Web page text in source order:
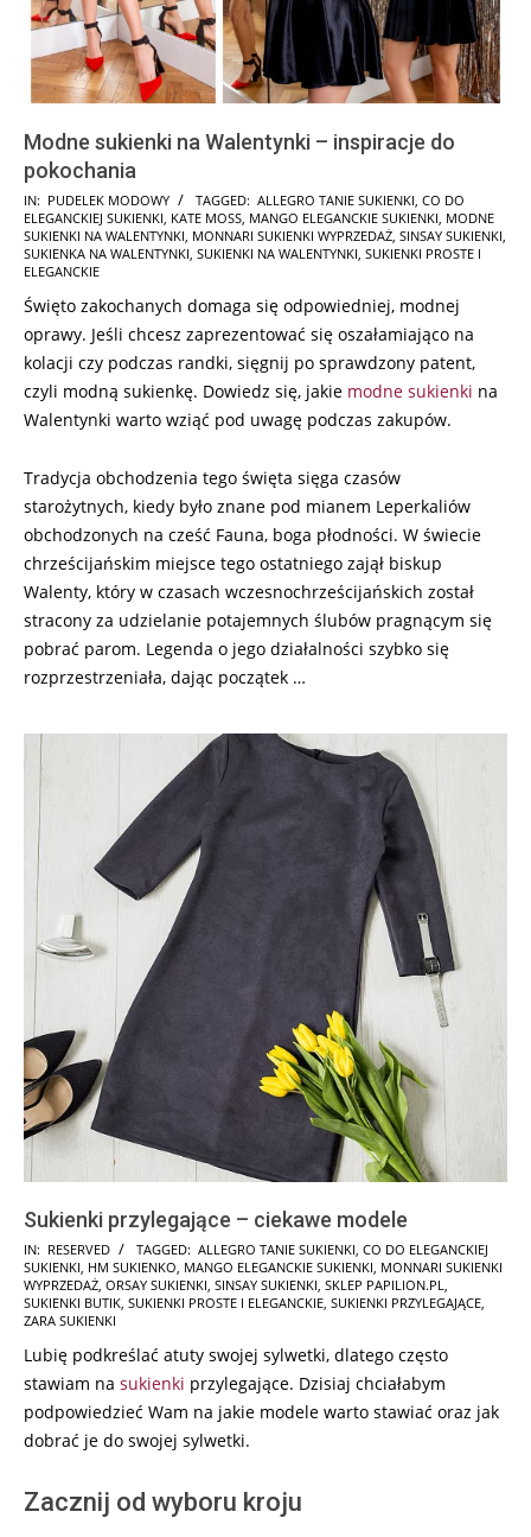
Modne sukienki na Walentynki – inspiracje do
pokochania
2025-
02-
13
IN: PUDELEK MODOWY TAGGED: ALLEGRO TANIE SUKIENKI CO DO
ELEGANCKIEJ SUKIENKI KATE MOSS MANGO ELEGANCKIE SUKIENKI MODNE
SUKIENKI NA WALENTYNKI MONNARI SUKIENKI WYPRZEDAŻ SINSAY SUKIENKI
SUKIENKA NA WALENTYNKI SUKIENKI NA WALENTYNKI SUKIENKI PROSTE I
ELEGANCKIE
Święto zakochanych domaga się odpowiedniej, modnej
oprawy. Jeśli chcesz zaprezentować się oszałamiająco na
kolacji czy podczas randki, sięgnij po sprawdzony patent,
czyli modną sukienkę. Dowiedz się, jakie modne sukienki na
Walentynki warto wziąć pod uwagę podczas zakupów.
Tradycja obchodzenia tego święta sięga czasów
starożytnych, kiedy było znane pod mianem Leperkaliów
obchodzonych na cześć Fauna, boga płodności. W świecie
chrześcijańskim miejsce tego ostatniego zajął biskup
Walenty, który w czasach wczesnochrześcijańskich został
stracony za udzielanie potajemnych ślubów pragnącym się
pobrać parom. Legenda o jego działalności szybko się
rozprzestrzeniała, dając początek …
Sukienki przylegające – ciekawe modele
2025-
01-
29
IN: RESERVED TAGGED: ALLEGRO TANIE SUKIENKI CO DO ELEGANCKIEJ
SUKIENKI HM SUKIENKO MANGO ELEGANCKIE SUKIENKI MONNARI SUKIENKI
WYPRZEDAŻ ORSAY SUKIENKI SINSAY SUKIENKI SKLEP PAPILION.PL
SUKIENKI BUTIK SUKIENKI PROSTE I ELEGANCKIE SUKIENKI PRZYLEGAJĄCE
ZARA SUKIENKI
Lubię podkreślać atuty swojej sylwetki, dlatego często
stawiam na sukienki przylegające. Dzisiaj chciałabym
podpowiedzieć Wam na jakie modele warto stawiać oraz jak
dobrać je do swojej sylwetki.
Zacznij od wyboru kroju